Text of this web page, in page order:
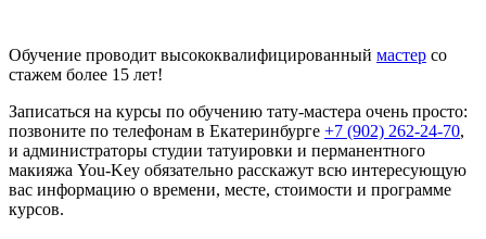
Обучение проводит высококвалифицированный мастер со
стажем более 15 лет!
Записаться на курсы по обучению тату-мастера очень просто:
позвоните по телефонам в Екатеринбурге +7 (902) 262-24-70,
и администраторы студии татуировки и перманентного
макияжа You-Key обязательно расскажут всю интересующую
вас информацию о времени, месте, стоимости и программе
курсов.